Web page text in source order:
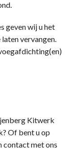
geven wij u het
vervangen.
Kitwerk
Of bent u op
contact met ons